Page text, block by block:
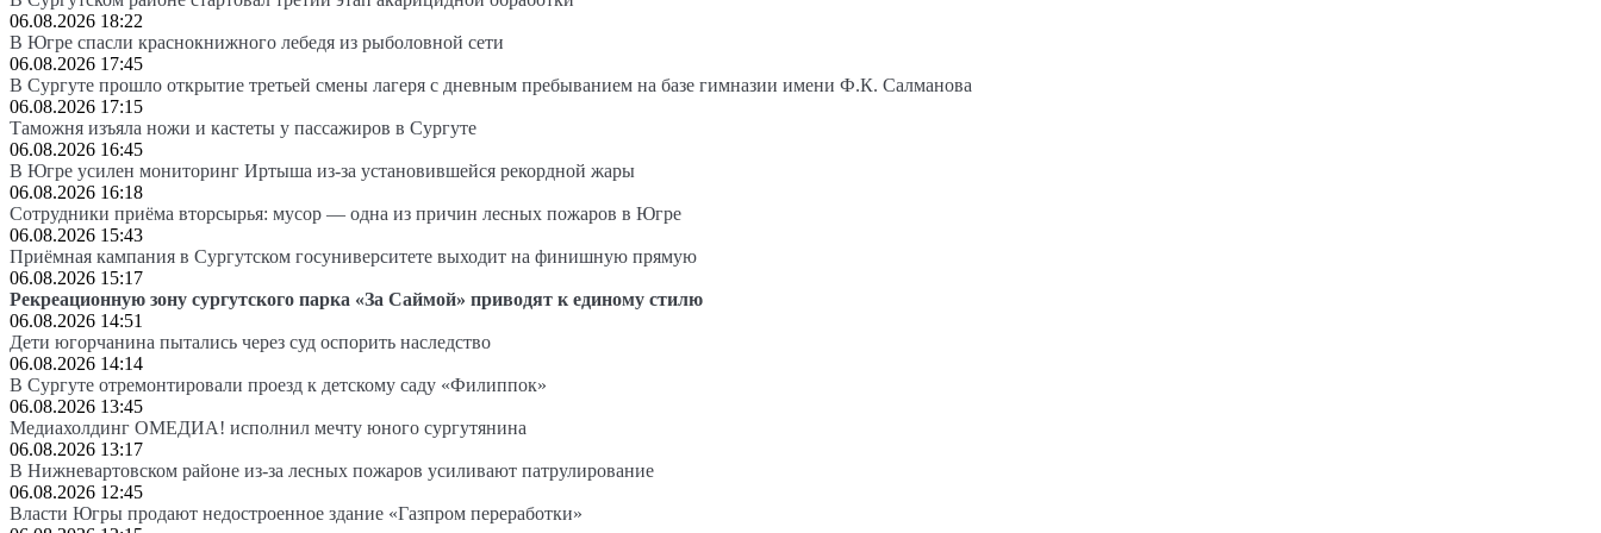
06.08.2026 18:22
В Югре спасли краснокнижного лебедя из рыболовной сети
06.08.2026 17:45
В Сургуте прошло открытие третьей смены лагеря с дневным пребыванием на базе гимназии имени Ф.К. Салманова
06.08.2026 17:15
Таможня изъяла ножи и кастеты у пассажиров в Сургуте
06.08.2026 16:45
В Югре усилен мониторинг Иртыша из-за установившейся рекордной жары
06.08.2026 16:18
Сотрудники приёма вторсырья: мусор — одна из причин лесных пожаров в Югре
06.08.2026 15:43
Приёмная кампания в Сургутском госуниверситете выходит на финишную прямую
06.08.2026 15:17
Рекреационную зону сургутского парка «За Саймой» приводят к единому стилю
06.08.2026 14:51
Дети югорчанина пытались через суд оспорить наследство
06.08.2026 14:14
В Сургуте отремонтировали проезд к детскому саду «Филиппок»
06.08.2026 13:45
Медиахолдинг ОМЕДИА! исполнил мечту юного сургутянина
06.08.2026 13:17
В Нижневартовском районе из-за лесных пожаров усиливают патрулирование
06.08.2026 12:45
Власти Югры продают недостроенное здание «Газпром переработки»